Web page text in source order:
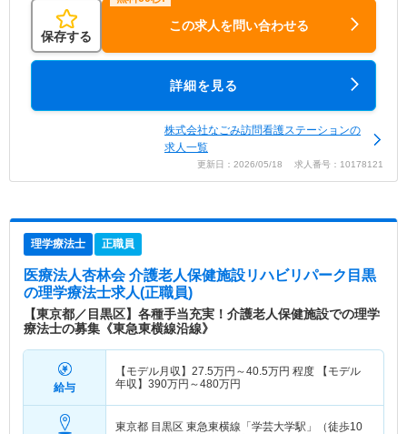
保存する
この求人を問い合わせる
詳細を見る
株式会社なごみ訪問看護ステーションの
求人一覧
更新日：2026/05/18 求人番号：10178121
理学療法士 正職員
医療法人杏林会 介護老人保健施設リハビリパーク目黒
の理学療法士求人(正職員)
【東京都／目黒区】各種手当充実！介護老人保健施設での理学
療法士の募集《東急東横線沿線》
給与
【モデル月収】 27.5万円～40.5万円 程度 【モデル
年収】 390万円～480万円
東京都 目黒区 東急東横線「学芸大学駅」（徒歩10